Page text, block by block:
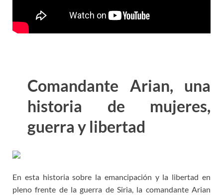
Comandante Arian, una
historia de mujeres,
guerra y libertad
En esta historia sobre la emancipación y la libertad en
pleno frente de la guerra de Siria, la comandante Arian